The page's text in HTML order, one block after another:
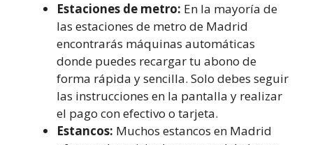
Estaciones de metro: En la mayoría de
las estaciones de metro de Madrid
encontrarás máquinas automáticas
donde puedes recargar tu abono de
forma rápida y sencilla. Solo debes seguir
las instrucciones en la pantalla y realizar
el pago con efectivo o tarjeta.
Estancos: Muchos estancos en Madrid